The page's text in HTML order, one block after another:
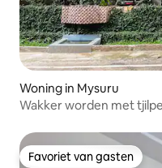
Woning in Mysuru
Wakker worden met
Favoriet van gasten
Favoriet van gasten